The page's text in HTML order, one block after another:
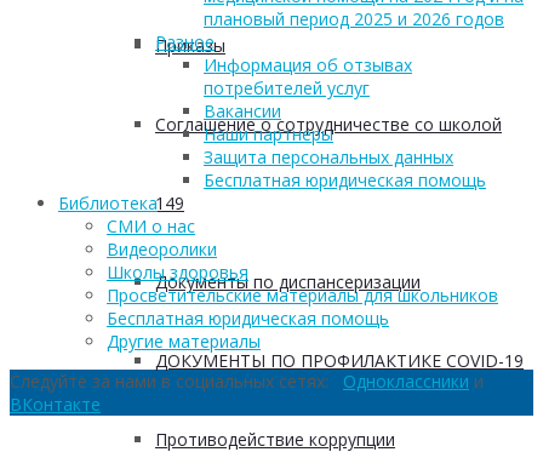
Приказы
Соглашение о сотрудничестве со школой
149
Документы по диспансеризации
ДОКУМЕНТЫ ПО ПРОФИЛАКТИКЕ COVID-19
Противодействие коррупции
плановый период 2025 и 2026 годов
Разное
Информация об отзывах
потребителей услуг
Вакансии
Наши партнеры
Защита персональных данных
Бесплатная юридическая помощь
Библиотека
СМИ о нас
Видеоролики
Школы здоровья
Просветительские материалы для школьников
Бесплатная юридическая помощь
Другие материалы
Следуйте за нами в социальных сетях: Одноклассники и
ВКонтакте